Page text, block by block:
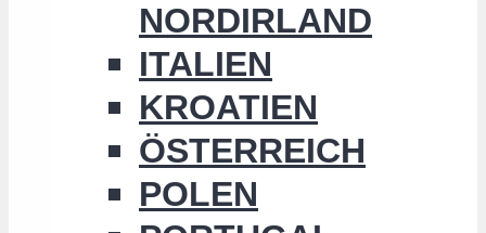
NORDIRLAND
ITALIEN
KROATIEN
ÖSTERREICH
POLEN